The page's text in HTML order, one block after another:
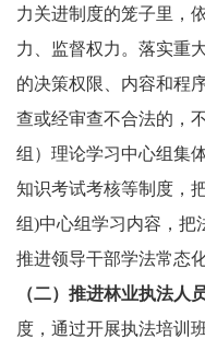
力关进制度的笼子里，
力、监督权力。落实重
的决策权限、内容和程
查或经审查不合法的，
组）理论学习中心组集
知识考试考核等制度，
组)中心组学习内容，把
推进领导干部学法常态
（二）推进林业执法人
度，通过开展执法培训